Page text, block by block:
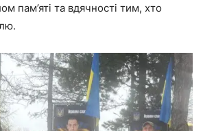
пам’яті та вдячності тим, хто